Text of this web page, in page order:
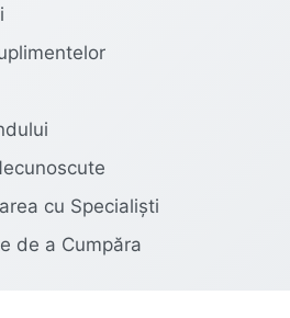
cu Specialiști
de a Cumpăra